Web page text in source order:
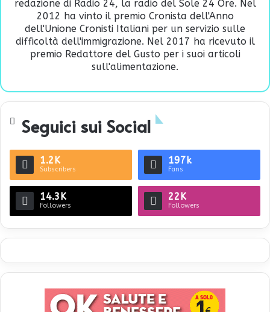
redazione di Radio 24, la radio del Sole 24 Ore. Nel
2012 ha vinto il premio Cronista dell'Anno
dell'Unione Cronisti Italiani per un servizio sulle
difficoltà dell'immigrazione. Nel 2017 ha ricevuto il
premio Redattore del Gusto per i suoi articoli
sull'alimentazione.
Seguici sui Social
1.2K
Subscribers
197k
Fans
14.3K
Followers
22K
Followers